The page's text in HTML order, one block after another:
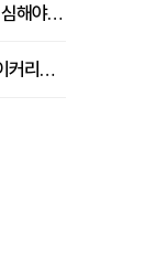
손발톱 들뜨고 벗겨진다면 '조갑박리증' 의심해야 [김철윤 원장 칼럼]
리치코리아·파르팜, '2026 서울 카페&베이커리페어 시즌2' 참가